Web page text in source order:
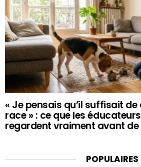
« Je pensais qu’il suffisait
race » : ce que les
regardent vraiment avant
POPULAIRES